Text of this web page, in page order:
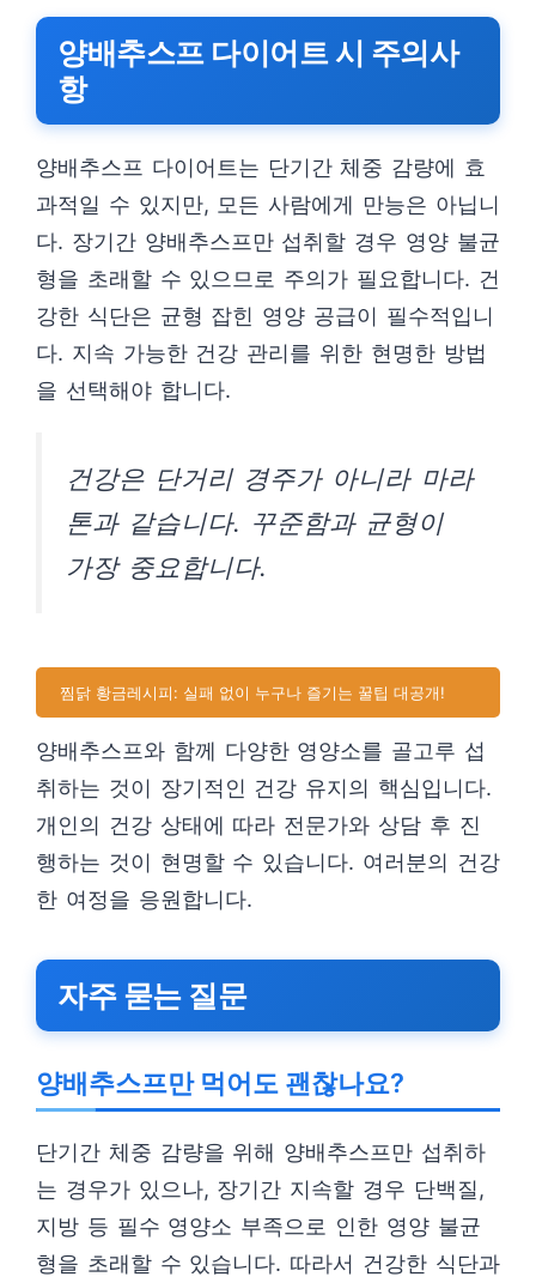
양배추스프 다이어트 시 주의사
항
양배추스프 다이어트는 단기간 체중 감량에 효
과적일 수 있지만, 모든 사람에게 만능은 아닙니
다. 장기간 양배추스프만 섭취할 경우 영양 불균
형을 초래할 수 있으므로 주의가 필요합니다. 건
강한 식단은 균형 잡힌 영양 공급이 필수적입니
다. 지속 가능한 건강 관리를 위한 현명한 방법
을 선택해야 합니다.
건강은 단거리 경주가 아니라 마라
톤과 같습니다. 꾸준함과 균형이
가장 중요합니다.
찜닭 황금레시피: 실패 없이 누구나 즐기는 꿀팁 대공개!
양배추스프와 함께 다양한 영양소를 골고루 섭
취하는 것이 장기적인 건강 유지의 핵심입니다.
개인의 건강 상태에 따라 전문가와 상담 후 진
행하는 것이 현명할 수 있습니다. 여러분의 건강
한 여정을 응원합니다.
자주 묻는 질문
양배추스프만 먹어도 괜찮나요?
단기간 체중 감량을 위해 양배추스프만 섭취하
는 경우가 있으나, 장기간 지속할 경우 단백질,
지방 등 필수 영양소 부족으로 인한 영양 불균
형을 초래할 수 있습니다. 따라서 건강한 식단과